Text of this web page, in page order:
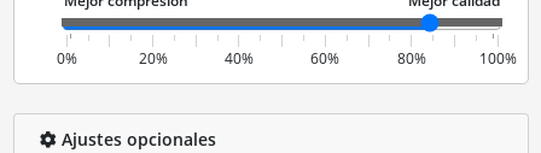
0% 20% 40% 60% 80% 100%
Ajustes opcionales